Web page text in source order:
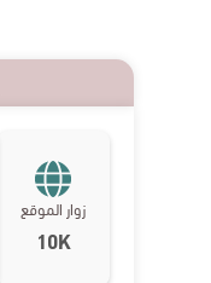
زوار الموقع
10K